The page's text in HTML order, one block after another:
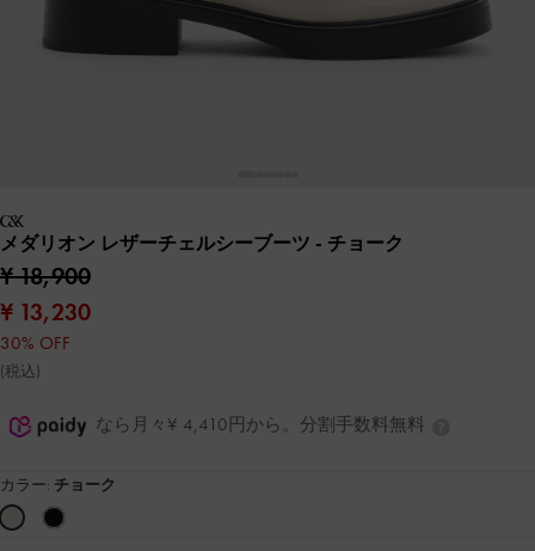
メダリオン レザーチェルシーブーツ - チョーク
¥ 18,900
¥ 13,230
30% OFF
(税込)
なら月々¥ 4,410円から。分割手数料無料
カラー: チョーク